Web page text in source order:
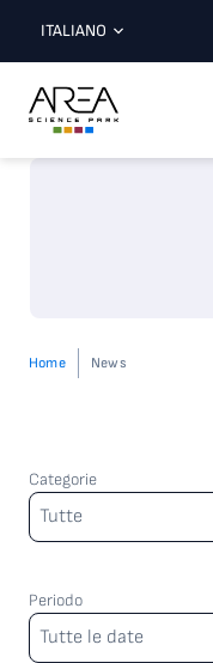
ITALIANO
Home News
Categorie
Categorie
Tutte
Periodo
Periodo
Tutte le date